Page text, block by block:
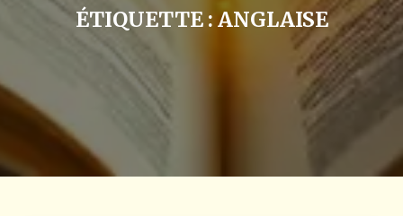
ÉTIQUETTE : ANGLAISE